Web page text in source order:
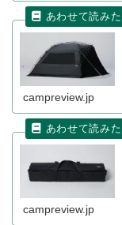
campreview.jp
campreview.jp